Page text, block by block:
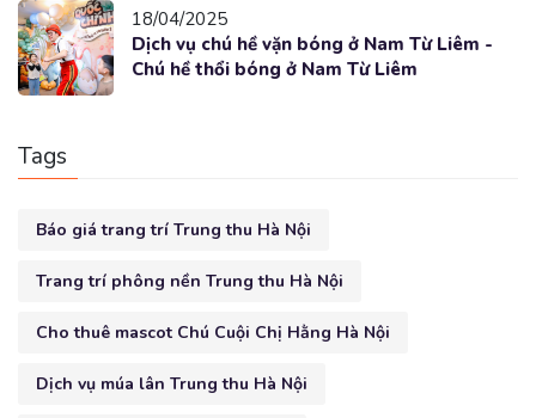
18/04/2025
Dịch vụ chú hề vặn bóng ở Nam Từ Liêm -
Chú hề thổi bóng ở Nam Từ Liêm
Tags
Báo giá trang trí Trung thu Hà Nội
Trang trí phông nền Trung thu Hà Nội
Cho thuê mascot Chú Cuội Chị Hằng Hà Nội
Dịch vụ múa lân Trung thu Hà Nội